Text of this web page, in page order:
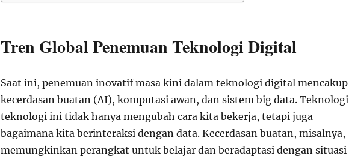
Tren Global Penemuan Teknologi Digital
Saat ini, penemuan inovatif masa kini dalam teknologi digital mencakup
kecerdasan buatan (AI), komputasi awan, dan sistem big data.
teknologi ini tidak hanya mengubah cara kita bekerja, tetapi juga
bagaimana kita berinteraksi dengan data. Kecerdasan buatan, misalnya,
memungkinkan perangkat untuk belajar dan beradaptasi dengan situasi